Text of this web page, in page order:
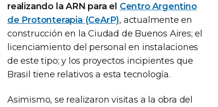
realizando la ARN para el Centro Argentino
de Protonterapia (CeArP), actualmente en
construcción en la Ciudad de Buenos Aires; el
licenciamiento del personal en instalaciones
de este tipo; y los proyectos incipientes que
Brasil tiene relativos a esta tecnología.
Asimismo, se realizaron visitas a la obra del